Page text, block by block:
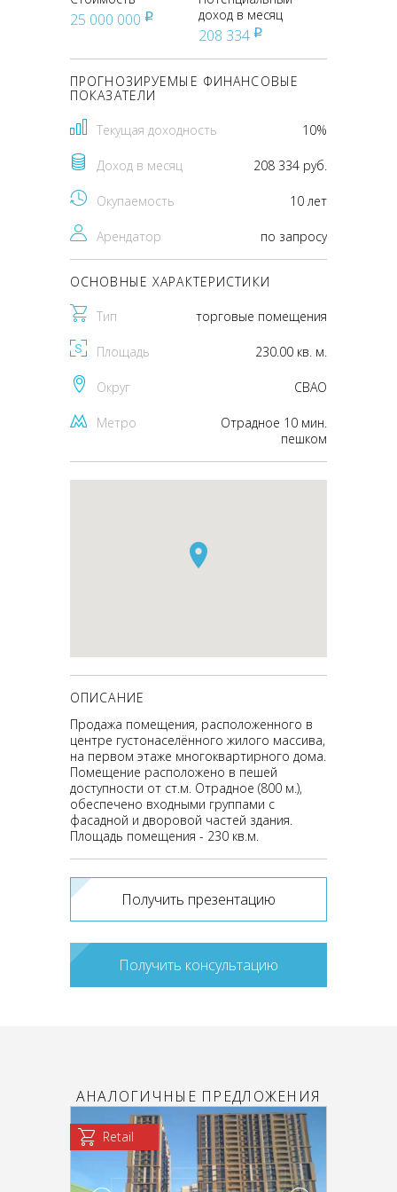
25 000 000 pуб
доход в месяц
208 334 pуб
ПРОГНОЗИРУЕМЫЕ ФИНАНСОВЫЕ
ПОКАЗАТЕЛИ
Текущая доходность 10%
Доход в месяц 208 334 руб.
Окупаемость 10 лет
Арендатор по запросу
ОСНОВНЫЕ ХАРАКТЕРИСТИКИ
Тип торговые помещения
Площадь 230.00 кв. м.
Округ CВАО
Метро
Отрадное 10 мин.
пешком
ОПИСАНИЕ
Продажа помещения, расположенного в
центре густонаселённого жилого массива,
на первом этаже многоквартирного дома.
Помещение расположено в пешей
доступности от ст.м. Отрадное (800 м.),
обеспечено входными группами с
фасадной и дворовой частей здания.
Площадь помещения - 230 кв.м.
Получить презентацию
Получить консультацию
АНАЛОГИЧНЫЕ ПРЕДЛОЖЕНИЯ
Retail